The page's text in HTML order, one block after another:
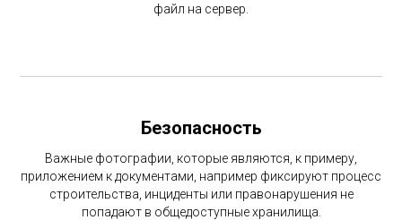
файл на сервер.
Безопасность
Важные фотографии, которые являются, к примеру,
приложением к документами, например фиксируют процесс
строительства, инциденты или правонарушения не
попадают в общедоступные хранилища.